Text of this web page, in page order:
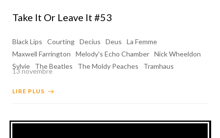
Take It Or Leave It #53
Black Lips Courting Decius Deus
La Femme
Maxwell Farrington
Melody's Echo Chamber Nick Wheeldon
Sylvie
The Beatles The Moldy Peaches Tramhaus
13 novembre
LIRE PLUS